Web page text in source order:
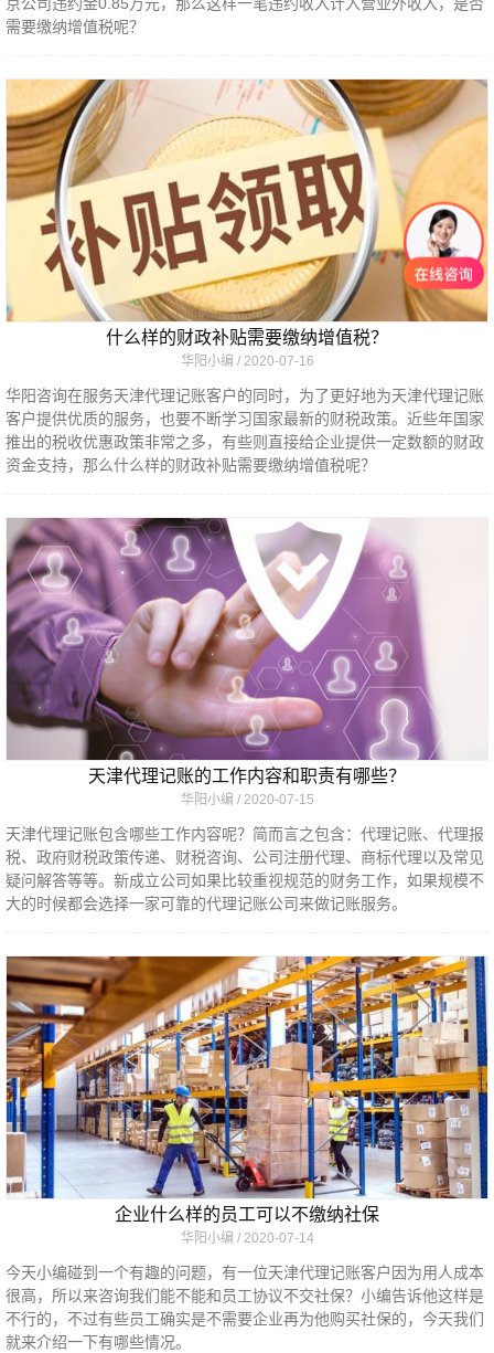
需要缴纳增值税呢？
什么样的财政补贴需要缴纳增值税？
华阳小编 2020-07-16
华阳咨询在服务天津代理记账客户的同时，为了更好地为天津代理记账
客户提供优质的服务，也要不断学习国家最新的财税政策。近些年国家
推出的税收优惠政策非常之多，有些则直接给企业提供一定数额的财政
资金支持，那么什么样的财政补贴需要缴纳增值税呢？
天津代理记账的工作内容和职责有哪些？
华阳小编 2020-07-15
天津代理记账包含哪些工作内容呢？简而言之包含：代理记账、代理报
税、政府财税政策传递、财税咨询、公司注册代理、商标代理以及常见
疑问解答等等。新成立公司如果比较重视规范的财务工作，如果规模不
大的时候都会选择一家可靠的代理记账公司来做记账服务。
企业什么样的员工可以不缴纳社保
华阳小编 2020-07-14
今天小编碰到一个有趣的问题，有一位天津代理记账客户因为用人成本
很高，所以来咨询我们能不能和员工协议不交社保？小编告诉他这样是
不行的，不过有些员工确实是不需要企业再为他购买社保的，今天我们
就来介绍一下有哪些情况。